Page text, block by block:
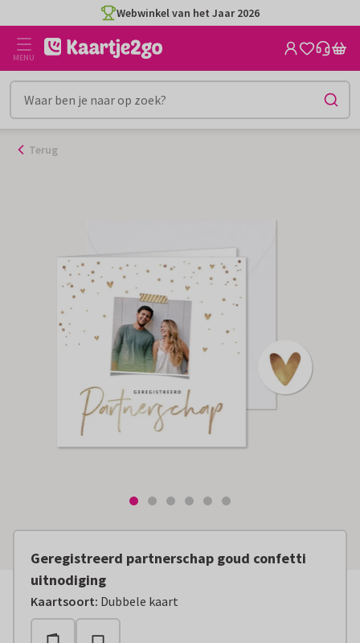
naar
inhoud
Webwinkel van het Jaar 2026
MENU
Terug
Geregistreerd partnerschap goud confetti
uitnodiging
Kaartsoort: Dubbele kaart